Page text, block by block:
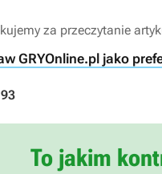
za przeczytanie
GRYOnline.pl jako
93
To jakim